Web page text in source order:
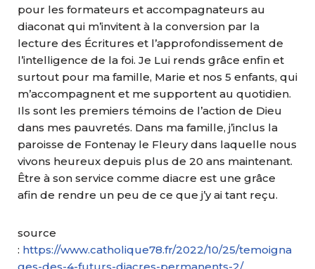
pour les formateurs et accompagnateurs au
diaconat qui m’invitent à la conversion par la
lecture des Écritures et l’approfondissement de
l’intelligence de la foi. Je Lui rends grâce enfin et
surtout pour ma famille, Marie et nos 5 enfants, qui
m’accompagnent et me supportent au quotidien.
Ils sont les premiers témoins de l’action de Dieu
dans mes pauvretés. Dans ma famille, j’inclus la
paroisse de Fontenay le Fleury dans laquelle nous
vivons heureux depuis plus de 20 ans maintenant.
Être à son service comme diacre est une grâce
afin de rendre un peu de ce que j’y ai tant reçu.
source
: https://www.catholique78.fr/2022/10/25/temoigna